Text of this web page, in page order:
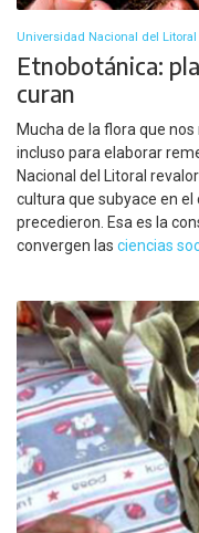
Universidad Nacional del
Etnobotánica:
curan
Mucha de la flora que
incluso para elaborar
Nacional del Litoral
cultura que subyace en
precedieron. Esa es la
convergen las ciencias